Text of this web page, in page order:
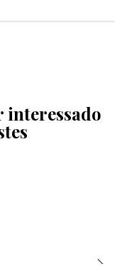
interessado